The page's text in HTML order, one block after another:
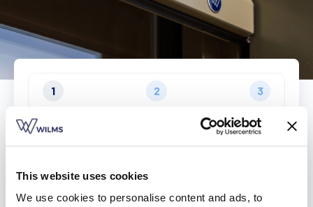
This website uses cookies
We use cookies to personalise content and ads, to
1 2 3
Trouvez un revendeur pour